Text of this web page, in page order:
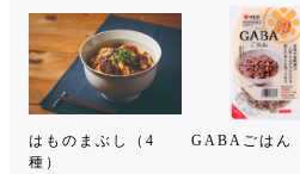
はものまぶし（4
種）
GABAごはん